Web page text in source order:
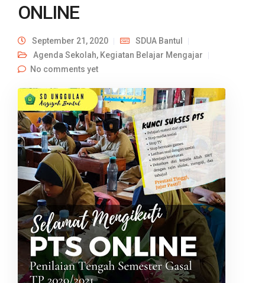
ONLINE
September 21, 2020
SDUA Bantul
Agenda Sekolah, Kegiatan Belajar Mengajar
No comments yet